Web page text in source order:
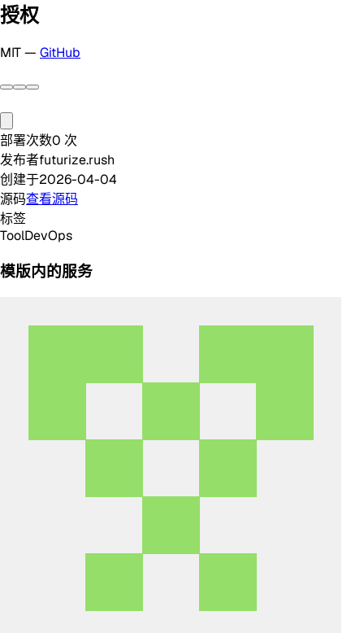
授权
MIT — GitHub
部署次数0 次
发布者futurize.rush
创建于2026-04-04
源码查看源码
标签
ToolDevOps
模版内的服务